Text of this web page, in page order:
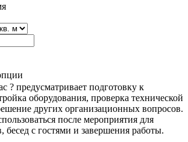
? предусматривает подготовку к
оборудования, проверка технической
других организационных вопросов.
после мероприятия для
бесед с гостями и завершения работы.